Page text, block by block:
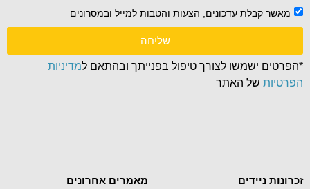
מאמרים אחרונים
זכרונות ניידים
מאשר קבלת עדכונים, הצעות והטבות למייל ובמסרונים
שליחה
*הפרטים ישמשו לצורך טיפול בפנייתך ובהתאם למדיניות
הפרטיות של האתר